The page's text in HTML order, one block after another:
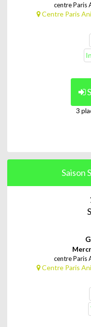
centre Paris
Centre Paris
3
Saison
centre Paris
Centre Paris